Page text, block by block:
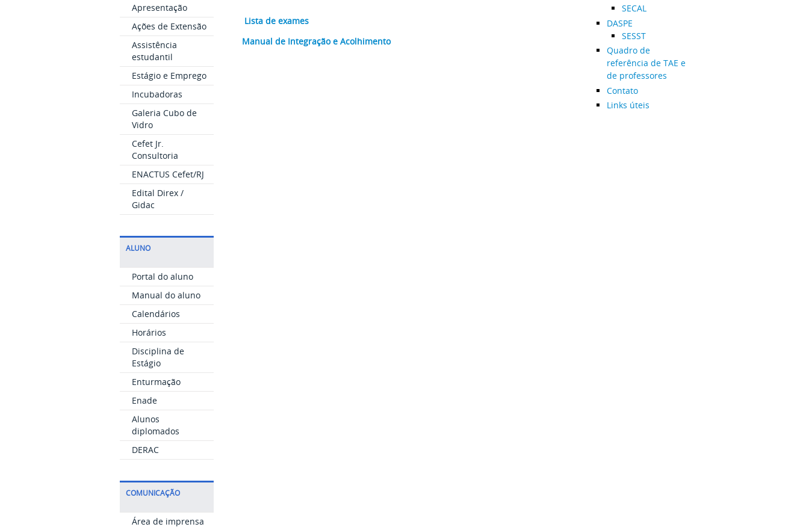
Apresentação
Ações de Extensão
Assistência
estudantil
Estágio e Emprego
Incubadoras
Galeria Cubo de
Vidro
Cefet Jr.
Consultoria
ENACTUS Cefet/RJ
Edital Direx /
Gidac
ALUNO
Portal do aluno
Manual do aluno
Calendários
Horários
Disciplina de
Estágio
Enturmação
Enade
Alunos
diplomados
DERAC
COMUNICAÇÃO
Área de imprensa
Lista de exames
Manual de Integração e Acolhimento
SECAL
DASPE
SESST
Quadro de
referência de TAE e
de professores
Contato
Links úteis